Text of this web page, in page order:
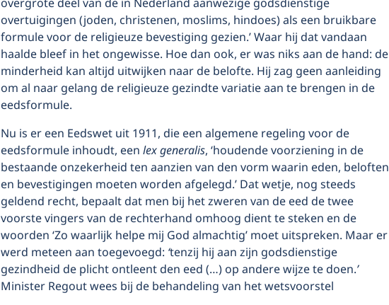
overtuigingen (joden, christenen, moslims, hindoes) als een bruikbare
formule voor de religieuze bevestiging gezien.’ Waar hij dat vandaan
haalde bleef in het ongewisse. Hoe dan ook, er was niks aan de hand: de
minderheid kan altijd uitwijken naar de belofte. Hij zag geen aanleiding
om al naar gelang de religieuze gezindte variatie aan te brengen in de
eedsformule.
Nu is er een Eedswet uit 1911, die een algemene regeling voor de
eedsformule inhoudt, eenlex generalis, ‘houdende voorziening in de
bestaande onzekerheid ten aanzien van den vorm waarin eden, beloften
en bevestigingen moeten worden afgelegd.’ Dat wetje, nog steeds
geldend recht, bepaalt dat men bij het zweren van de eed de twee
voorste vingers van de rechterhand omhoog dient te steken en de
woorden ‘Zo waarlijk helpe mij God almachtig’ moet uitspreken. Maar er
werd meteen aan toegevoegd: ‘tenzij hij aan zijn godsdienstige
gezindheid de plicht ontleent den eed (…) op andere wijze te doen.’
Minister Regout wees bij de behandeling van het wetsvoorstel